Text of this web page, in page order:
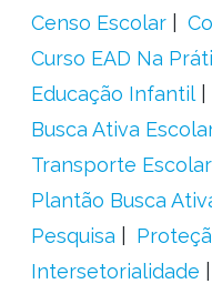
Censo Escolar
Curso EAD Na
Educação Infantil
Busca Ativa
Transporte Escolar
Plantão Busca
Pesquisa
Intersetorialidade